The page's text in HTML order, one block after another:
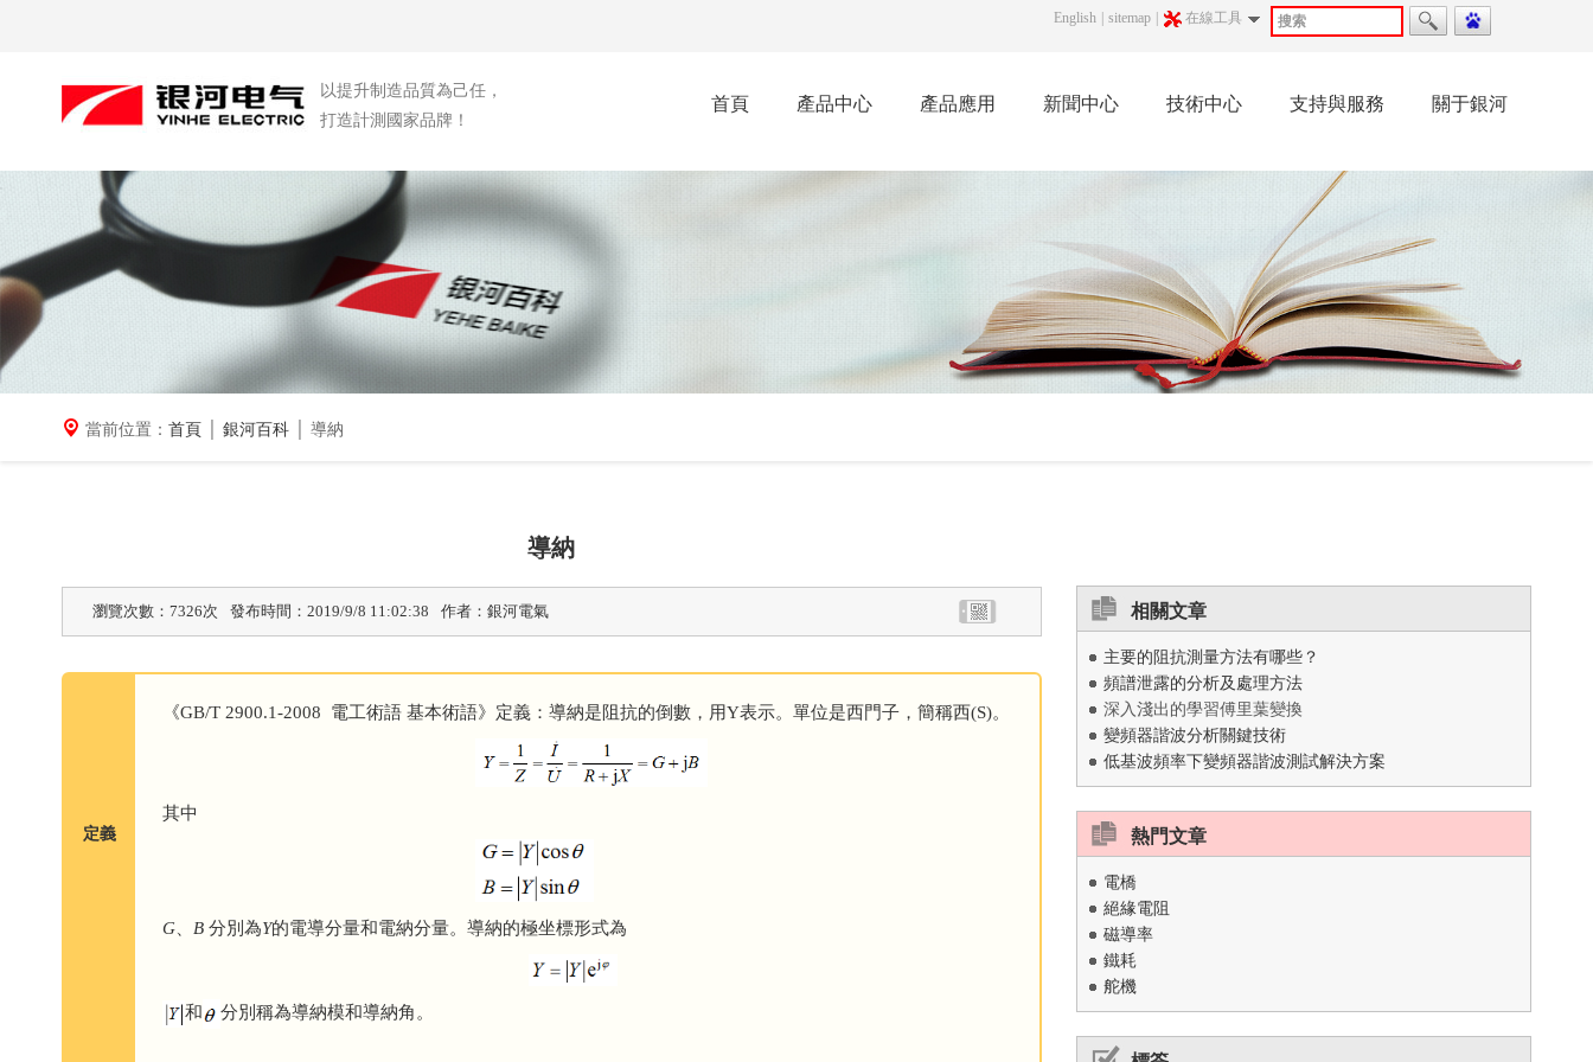
English sitemap 在線工具
以提升制造品質為己任，
打造計測國家品牌！
首頁 產品中心 產品應用 新聞中心 技術中心 支持與服務 關于銀河
當前位置： 首頁 銀河百科 │ 導納
導納
瀏覽次數：7326次 發布時間：2019/9/8 11:02:38 作者：銀河電氣
定義
《GB/T 2900.1-2008 電工術語 基本術語》定義：導納是阻抗的倒數，用Y表示。單位是西門子，簡稱西(S)。
其中
G、 B分別為Y的電導分量和電納分量。導納的極坐標形式為
和 分別稱為導納模和導納角。
相關文章
主要的阻抗測量方法有哪些？
頻譜泄露的分析及處理方法
深入淺出的學習傅里葉變換
變頻器諧波分析關鍵技術
低基波頻率下變頻器諧波測試解決方案
熱門文章
電橋
絕緣電阻
磁導率
鐵耗
舵機